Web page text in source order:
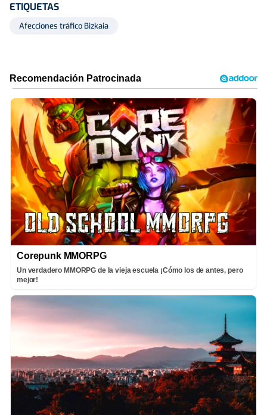
ETIQUETAS
Afecciones tráfico Bizkaia
Corepunk MMORPG
Un verdadero MMORPG de la vieja escuela ¡Cómo los de antes, pero
mejor!